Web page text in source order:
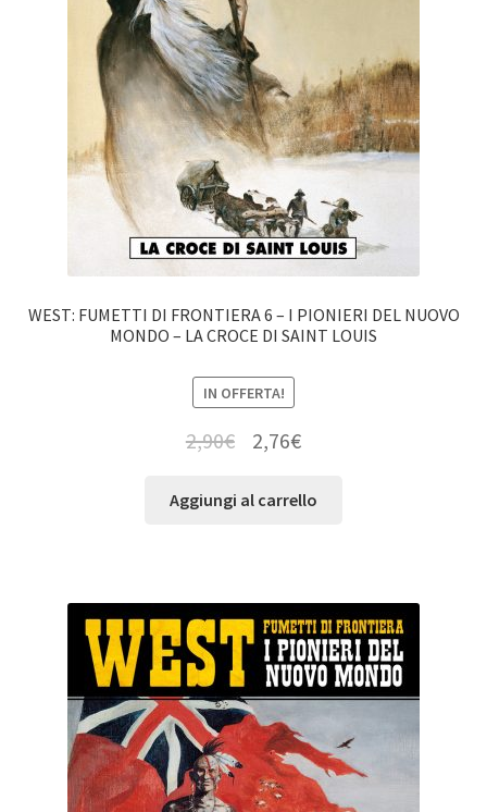
WEST: FUMETTI DI FRONTIERA 6 – I PIONIERI DEL NUOVO
MONDO – LA CROCE DI SAINT LOUIS
IN OFFERTA!
2,90€ 2,76€
Aggiungi al carrello